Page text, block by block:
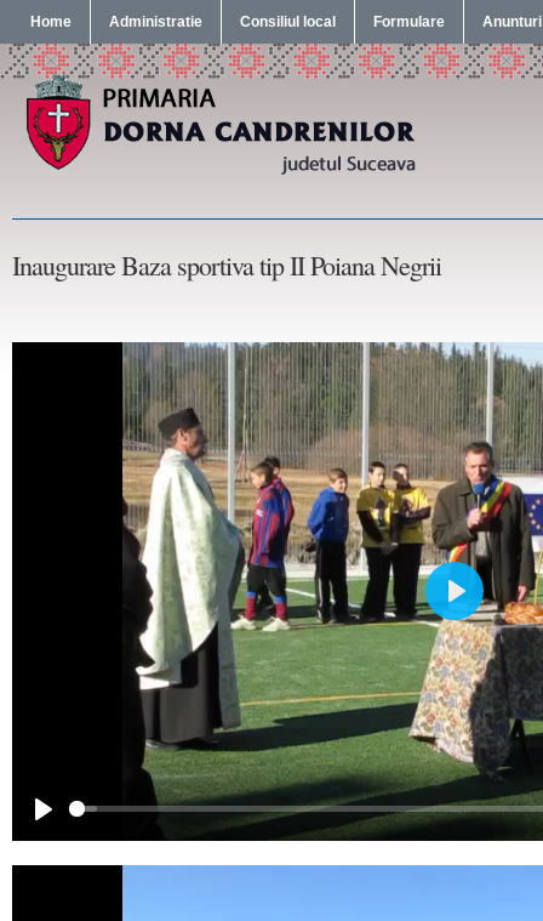
Home Administratie Consiliul local Formulare Anunturi
Inaugurare Baza sportiva tip II Poiana Negrii
Play